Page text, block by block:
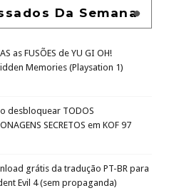
Da Semana
as FUSÕES de YU GI OH!
Memories (Playsation 1)
desbloquear TODOS
SECRETOS em KOF 97
grátis da tradução PT-BR para
Evil 4 (sem propaganda)